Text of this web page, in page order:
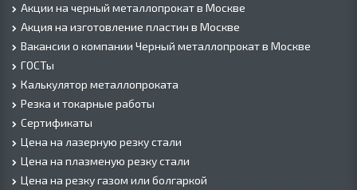
Акции на черный металлопрокат в Москве
Акция на изготовление пластин в Москве
Вакансии о компании Черный металлопрокат в Москве
ГОСТы
Калькулятор металлопроката
Резка и токарные работы
Сертификаты
Цена на лазерную резку стали
Цена на плазменую резку стали
Цена на резку газом или болгаркой